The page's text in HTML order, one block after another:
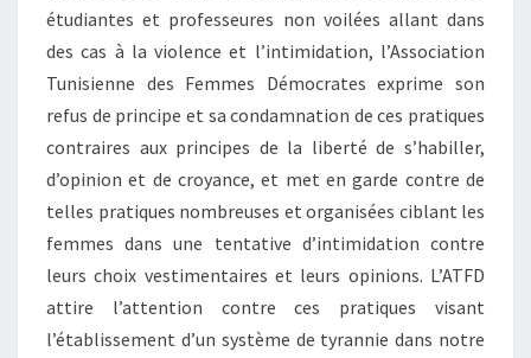
étudiantes et professeures non voilées allant dans
des cas à la violence et l’intimidation, l’Association
Tunisienne des Femmes Démocrates exprime son
refus de principe et sa condamnation de ces pratiques
contraires aux principes de la liberté de s’habiller,
d’opinion et de croyance, et met en garde contre de
telles pratiques nombreuses et organisées ciblant les
femmes dans une tentative d’intimidation contre
leurs choix vestimentaires et leurs opinions. L’ATFD
attire l’attention contre ces pratiques visant
l’établissement d’un système de tyrannie dans notre